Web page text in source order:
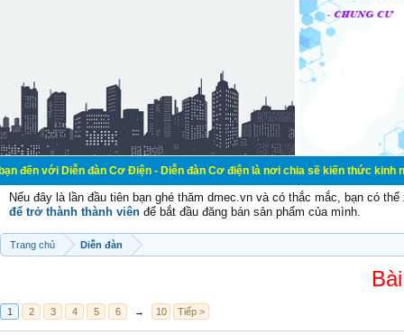
đàn Cơ Điện - Diễn đàn Cơ điện là nơi chia sẽ kiến thức kinh nghiệm
Nếu đây là lần đầu tiên bạn ghé thăm dmec.vn và có thắc mắc, bạn có
để trở thành thành viên để bắt đầu đăng bán sản phẩm của mình.
Trang chủ Diễn đàn
1 2 3 4 5 6 → 10 Tiếp >